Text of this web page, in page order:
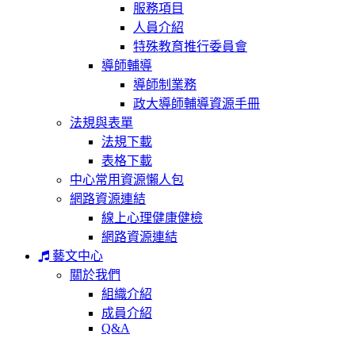
服務項目
人員介紹
特殊教育推行委員會
導師輔導
導師制業務
政大導師輔導資源手冊
法規與表單
法規下載
表格下載
中心常用資源懶人包
網路資源連結
線上心理健康健檢
網路資源連結
藝文中心
關於我們
組織介紹
成員介紹
Q&A